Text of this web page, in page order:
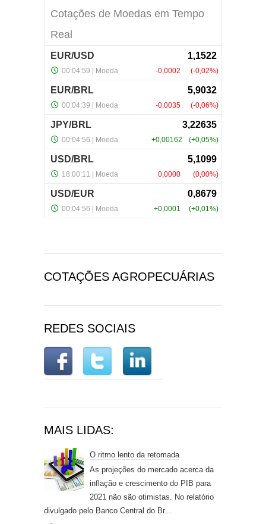
COTAÇÕES AGROPECUÁRIAS
REDES SOCIAIS
MAIS LIDAS:
O ritmo lento da retomada
As projeções do mercado acerca da
inflação e crescimento do PIB para
2021 não são otimistas. No relatório
divulgado pelo Banco Central do Br...